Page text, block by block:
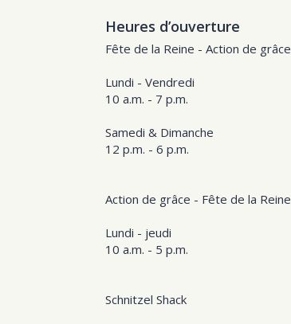
Heures d’ouverture
Fête de la Reine - Action de grâce
Lundi - Vendredi
10 a.m. - 7 p.m.
Samedi & Dimanche
12 p.m. - 6 p.m.
Action de grâce - Fête de la Reine
Lundi - jeudi
10 a.m. - 5 p.m.
Schnitzel Shack